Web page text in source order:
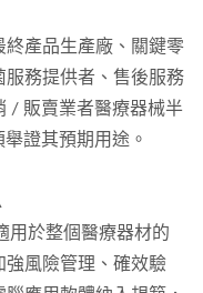
產品生產廠、關鍵零
務提供者、售後服務
/ 販賣業者醫療器械半
證其預期用途。
用於整個醫療器材的
強風險管理、確效驗